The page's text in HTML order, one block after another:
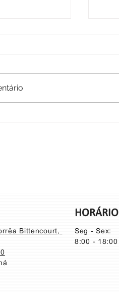
Bittencourt,
HORÁRIO
Seg - Sex:
8:00 - 18:00